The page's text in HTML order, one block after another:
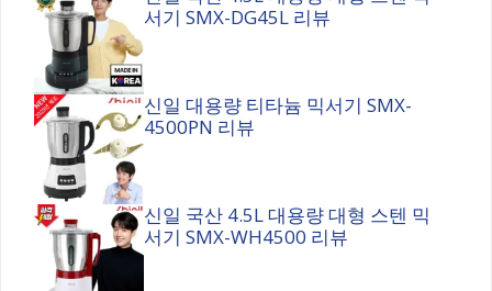
서기 SMX-DG45L 리뷰
신일 대용량 티타늄 믹서기 SMX-
4500PN 리뷰
신일 국산 4.5L 대용량 대형 스텐 믹
서기 SMX-WH4500 리뷰